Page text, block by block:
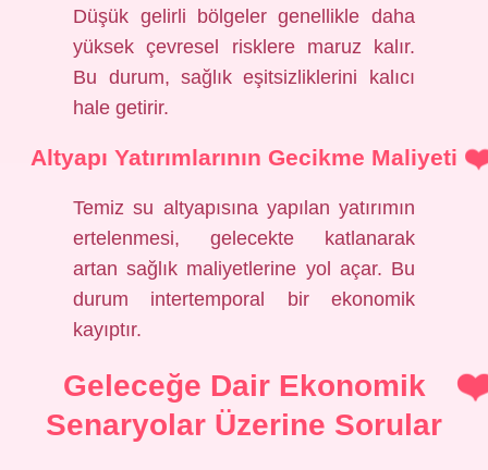
Düşük gelirli bölgeler genellikle daha
yüksek çevresel risklere maruz kalır.
Bu durum, sağlık eşitsizliklerini kalıcı
hale getirir.
Altyapı Yatırımlarının Gecikme Maliyeti
Temiz su altyapısına yapılan yatırımın
ertelenmesi, gelecekte katlanarak
artan sağlık maliyetlerine yol açar. Bu
durum intertemporal bir ekonomik
kayıptır.
Geleceğe Dair Ekonomik
Senaryolar Üzerine Sorular